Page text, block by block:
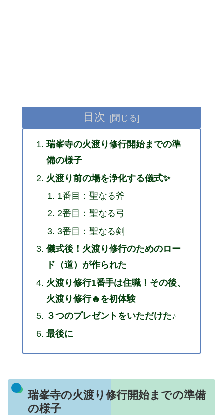
目次
瑞峯寺の火渡り修行開始までの準
備の様子
火渡り前の場を浄化する儀式✨
1番目：聖なる斧
2番目：聖なる弓
3番目：聖なる剣
儀式後！火渡り修行のためのロー
ド（道）が作られた
火渡り修行1番手は住職！その後、
火渡り修行🔥を初体験
３つのプレゼントをいただけた♪
最後に
瑞峯寺の火渡り修行開始までの準備
の様子